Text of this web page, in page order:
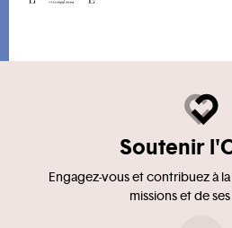
Soutenir
Engagez-vous et contribuez à
missions et de